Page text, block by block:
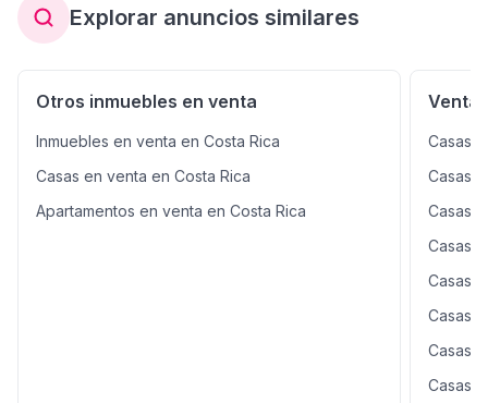
Explorar anuncios similares
Otros inmuebles en venta
Inmuebles en venta en Costa Rica
Casas en venta en Costa Rica
Apartamentos en venta en Costa Rica
Venta
Casas
Casas
Casas
Casas
Casas
Casas
Casas
Casas